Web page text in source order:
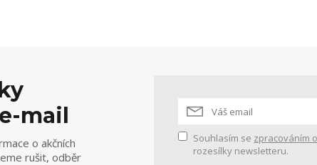
mail
o akčních
rušit, odběr
Souhlasím se zpracováním
rozesílky newsletteru.